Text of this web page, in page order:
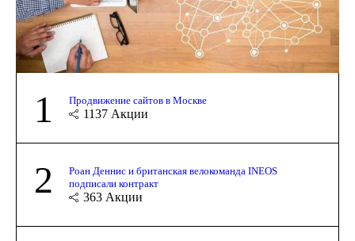
1 Продвижение сайтов в Москве
1137 Акции
2
Роан Деннис и британская велокоманда INEOS
подписали контракт
363 Акции